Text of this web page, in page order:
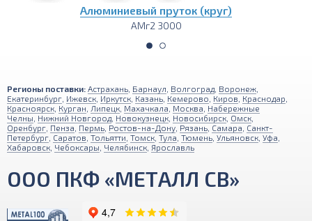
Алюминиевый рифленый лист
АМг2 1500х3000
Регионы поставки: Астрахань Барнаул Волгоград Воронеж
Екатеринбург Ижевск Иркутск Казань Кемерово Киров Краснодар
Красноярск Курган Липецк Махачкала Москва Набережные
Челны Нижний Новгород Новокузнецк Новосибирск Омск
Оренбург Пенза Пермь Ростов-на-Дону Рязань Самара Санкт-
Петербург Саратов Тольятти Томск Тула Тюмень Ульяновск Уфа
Хабаровск Чебоксары Челябинск Ярославль
ООО ПКФ «МЕТАЛЛ СВ»